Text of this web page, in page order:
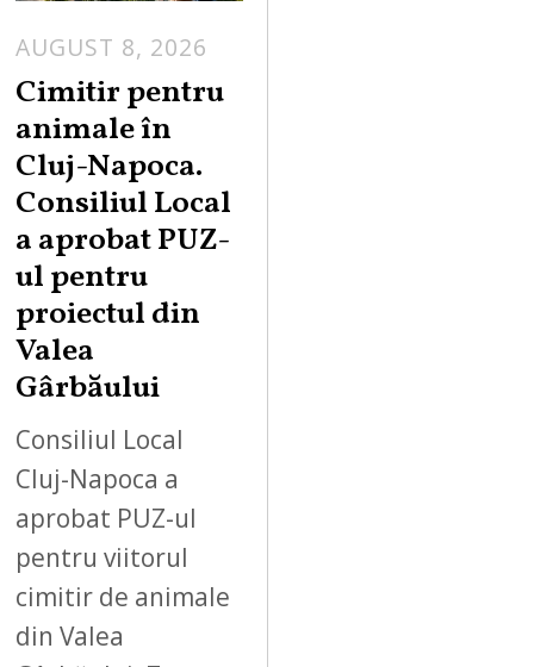
AUGUST 8, 2026
Cimitir pentru
animale în
Cluj-Napoca.
Consiliul Local
a aprobat PUZ-
ul pentru
proiectul din
Valea
Gârbăului
Consiliul Local
Cluj-Napoca a
aprobat PUZ-ul
pentru viitorul
cimitir de animale
din Valea